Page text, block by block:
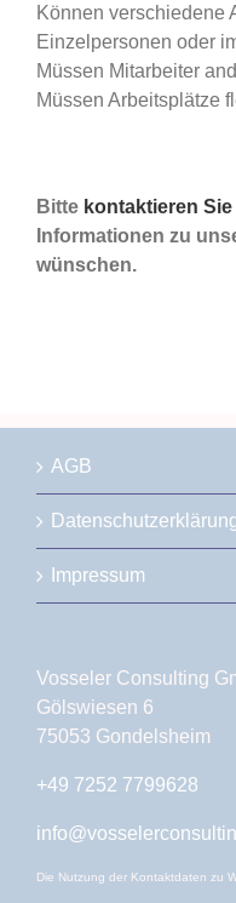
Können verschiedene
Einzelpersonen oder
Müssen Mitarbeiter
Müssen Arbeitsplätze
Bitte kontaktieren
Informationen zu
wünschen.
AGB
Impressum
Vosseler Consulting
Gölswiesen 6
75053 Gondelsheim
+49 7252 7799628
Die Nutzung der Kontaktdaten zu